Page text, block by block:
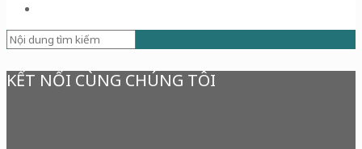
KẾT NỐI CÙNG CHÚNG TÔI